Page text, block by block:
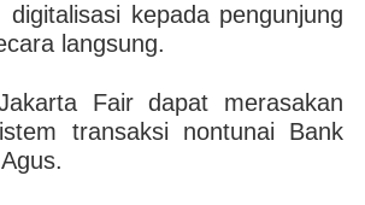
digitalisasi kepada pengunjung
langsung.
Fair dapat merasakan
transaksi nontunai Bank